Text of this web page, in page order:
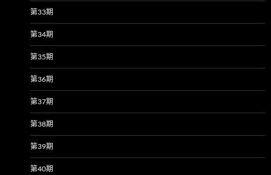
第33期
第34期
第35期
第36期
第37期
第38期
第39期
第40期